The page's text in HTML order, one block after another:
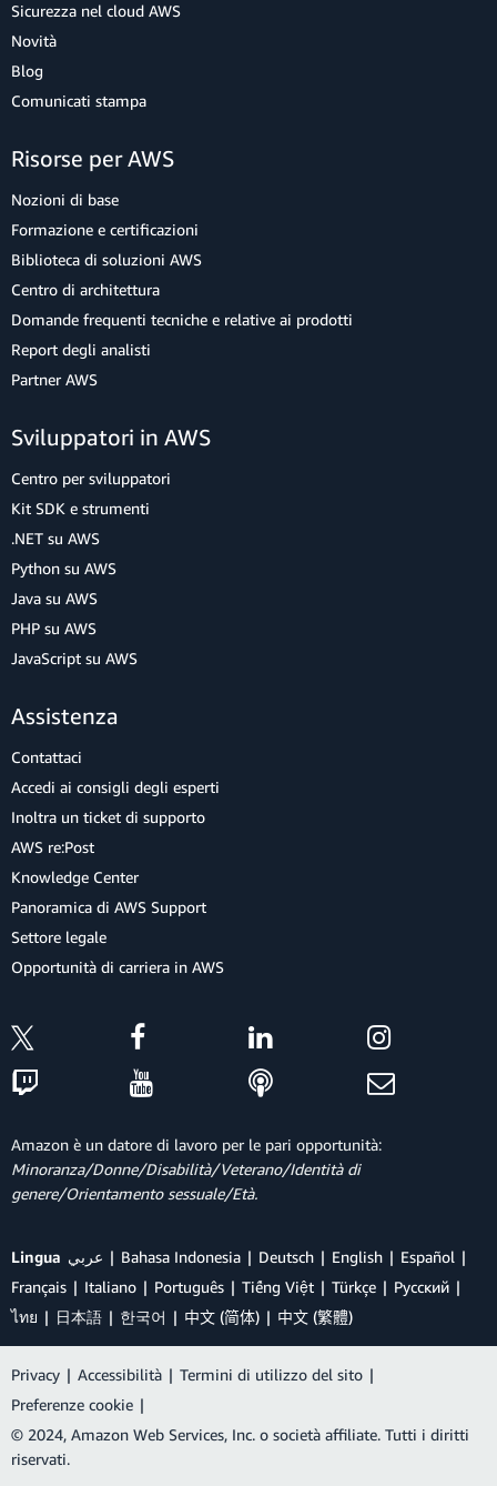
Sicurezza nel cloud AWS
Novità
Blog
Comunicati stampa
Risorse per AWS
Nozioni di base
Formazione e certificazioni
Biblioteca di soluzioni AWS
Centro di architettura
Domande frequenti tecniche e relative ai prodotti
Report degli analisti
Partner AWS
Sviluppatori in AWS
Centro per sviluppatori
Kit SDK e strumenti
.NET su AWS
Python su AWS
Java su AWS
PHP su AWS
JavaScript su AWS
Assistenza
Contattaci
Accedi ai consigli degli esperti
Inoltra un ticket di supporto
AWS re:Post
Knowledge Center
Panoramica di AWS Support
Settore legale
Opportunità di carriera in AWS
Amazon è un datore di lavoro per le pari opportunità:
Minoranza/Donne/Disabilità/Veterano/Identità di
genere/Orientamento sessuale/Età.
Lingua عربي Bahasa Indonesia Deutsch English
Español
Français
Italiano Português Tiếng Việt Türkçe
Ρусский
ไทย
日本語 한국어 中文 (简体) 中文 (繁體)
Privacy | Accessibilità | Termini di utilizzo del sito |
Preferenze cookie |
© 2024, Amazon Web Services, Inc. o società affiliate. Tutti i diritti
riservati.